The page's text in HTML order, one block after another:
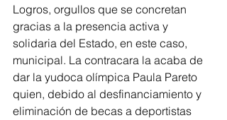
Logros, orgullos que se concretan
gracias a la presencia activa y
solidaria del Estado, en este caso,
municipal. La contracara la acaba de
dar la yudoca olímpica Paula Pareto
quien, debido al desfinanciamiento y
eliminación de becas a deportistas